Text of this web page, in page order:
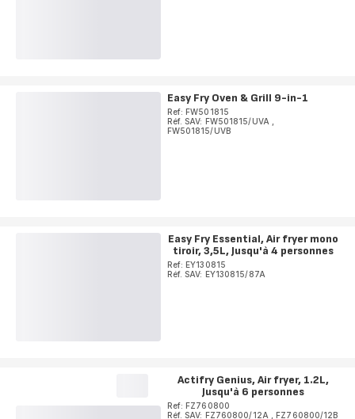
Easy Fry Oven & Grill 9-in-1
Ref: FW501815
Réf. SAV: FW501815/UVA
FW501815/UVB
Easy Fry Essential, Air fryer mono
tiroir, 3,5L, Jusqu'à 4 personnes
Ref: EY130815
Réf. SAV: EY130815/87A
Actifry Genius, Air fryer, 1.2L,
Jusqu'à 6 personnes
Ref: FZ760800
Réf. SAV: FZ760800/12A
FZ760800/12B